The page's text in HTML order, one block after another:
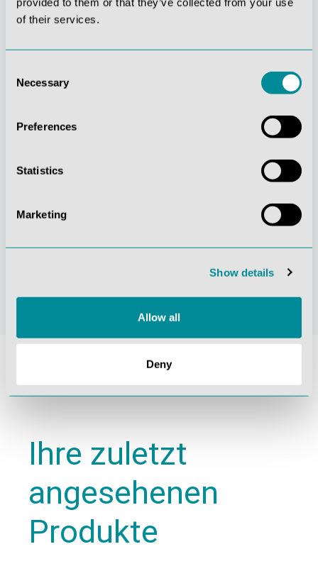
of their services.
Selection
Necessary
Preferences
Statistics
Marketing
Show details
Allow all
Deny
Kundenorientierung
Nachhaltiges
Zertifizierung ISO
9001
Ihre zuletzt
angesehenen
Produkte